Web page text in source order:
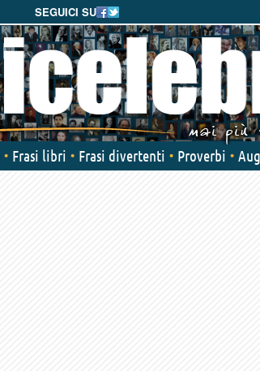
SEGUICI SU
Frasi libri Frasi divertenti Proverbi